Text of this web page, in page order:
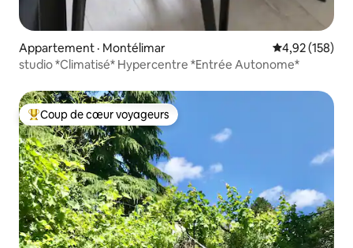
Appartement · Montélimar Note
4,92 (158)
studio *Climatisé* Hypercentre *Entrée Autonome*
Coup de cœur voyageurs parmi les plus aimés
Coup de cœur voyageurs